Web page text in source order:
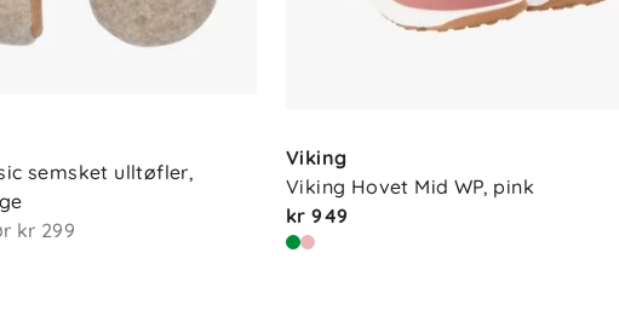
semsket ulltøfler,
kr 299
Viking
Viking Hovet Mid WP, pink
kr 949